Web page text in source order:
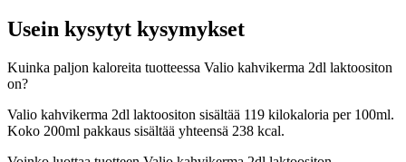
Usein kysytyt kysymykset
Kuinka paljon kaloreita tuotteessa Valio kahvikerma 2dl laktoositon
on?
Valio kahvikerma 2dl laktoositon sisältää 119 kilokaloria per 100ml.
Koko 200ml pakkaus sisältää yhteensä 238 kcal.